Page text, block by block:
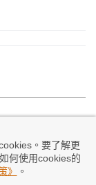
。要了解更
何使用cookies的
》 。